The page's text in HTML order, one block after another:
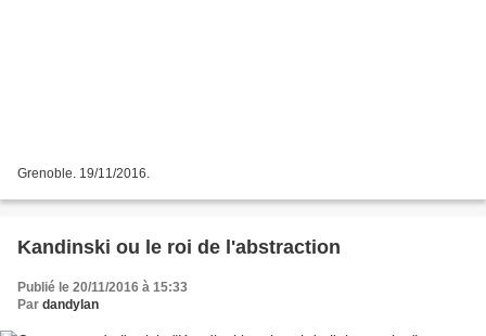
Grenoble. 19/11/2016.
Kandinski ou le roi de l'abstraction
Publié le 20/11/2016 à 15:33
Par dandylan